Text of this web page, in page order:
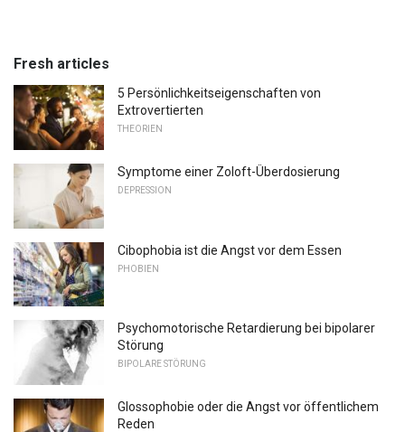
Fresh articles
5 Persönlichkeitseigenschaften von
Extrovertierten
THEORIEN
Symptome einer Zoloft-Überdosierung
DEPRESSION
Cibophobia ist die Angst vor dem Essen
PHOBIEN
Psychomotorische Retardierung bei bipolarer
Störung
BIPOLARE STÖRUNG
Glossophobie oder die Angst vor öffentlichem
Reden